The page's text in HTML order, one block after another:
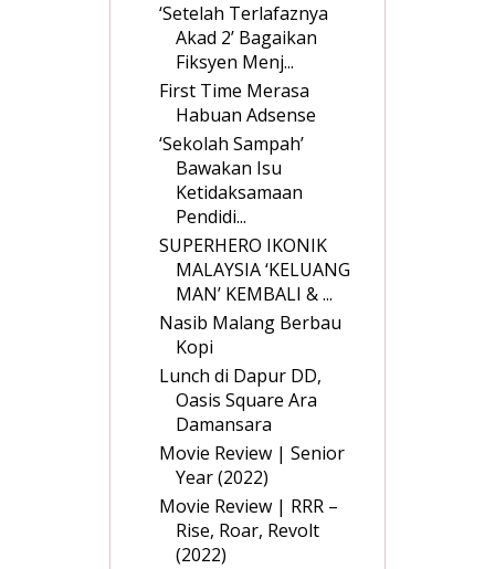
‘Setelah Terlafaznya
Akad 2’ Bagaikan
Fiksyen Menj...
First Time Merasa
Habuan Adsense
‘Sekolah Sampah’
Bawakan Isu
Ketidaksamaan
Pendidi...
SUPERHERO IKONIK
MALAYSIA ‘KELUANG
MAN’ KEMBALI & ...
Nasib Malang Berbau
Kopi
Lunch di Dapur DD,
Oasis Square Ara
Damansara
Movie Review | Senior
Year (2022)
Movie Review | RRR –
Rise, Roar, Revolt
(2022)